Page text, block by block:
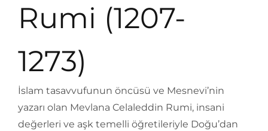
Rumi (1207-
1273)
İslam tasavvufunun öncüsü ve Mesnevi’nin
yazarı olan Mevlana Celaleddin Rumi, insani
değerleri ve aşk temelli öğretileriyle Doğu’dan